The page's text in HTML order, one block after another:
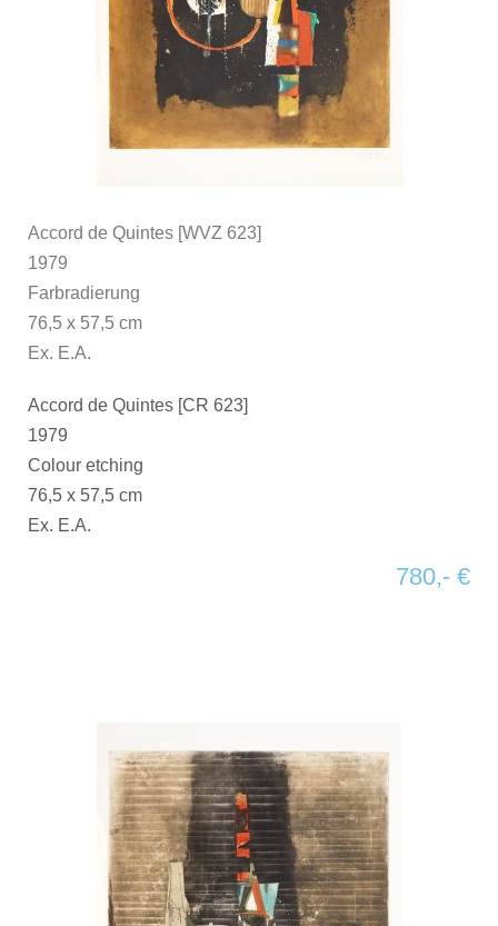
Accord de Quintes [WVZ 623]
1979
Farbradierung
76,5 x 57,5 cm
Ex. E.A.
Accord de Quintes [CR 623]
1979
Colour etching
76,5 x 57,5 cm
Ex. E.A.
780,- €